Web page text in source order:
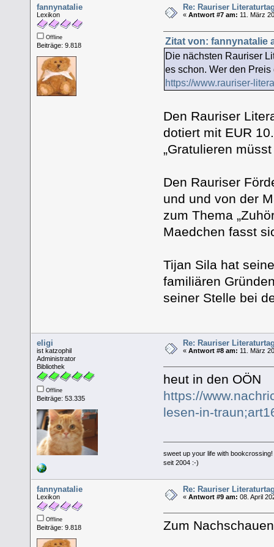
fannynatalie
Lexikon
Offline
Beiträge: 9.818
Re: Rauriser
«Antwort #7 am: 11. März
Zitat von: fannynatalie
Die nächsten Rauriser
es schon. Wer den
https://www.rauriser-
Den Rauriser
dotiert mit EUR
„Gratulieren
Den Rauriser
und und von der
zum Thema
Maedchen fasst
Tijan Sila hat
familiären
seiner Stelle bei
eligi
ist katzophil
Administrator
Bibliothek
Offline
Beiträge: 53.335
Re: Rauriser
«Antwort #8 am: 11. März
heut in den OÖN
https://
lesen-in-
sweet up your life with bookcrossing!
seit 2004 :-)
fannynatalie
Lexikon
Offline
Beiträge: 9.818
Re: Rauriser
«Antwort #9 am: 08. April
Zum